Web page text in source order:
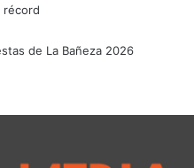
récord
de La Bañeza 2026